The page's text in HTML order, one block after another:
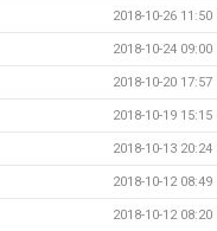
2018-10-26 11:50
2018-10-24 09:00
2018-10-20 17:57
2018-10-19 15:15
2018-10-13 20:24
2018-10-12 08:49
2018-10-12 08:20